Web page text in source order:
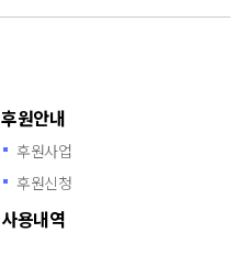
후원안내
후원사업
후원신청
사용내역